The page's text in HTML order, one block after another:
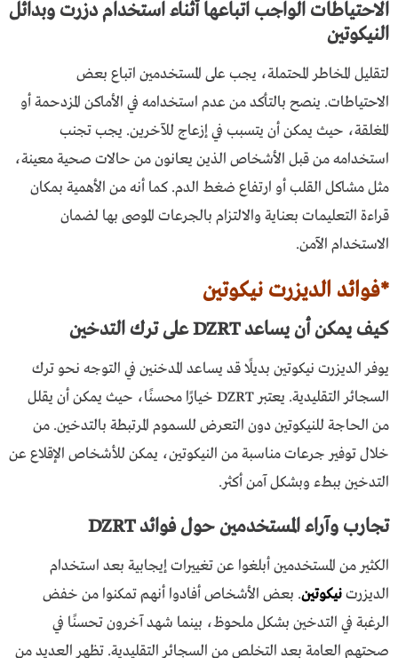
الاحتياطات الواجب اتباعها أثناء استخدام دزرت وبدائل
النيكوتين
لتقليل المخاطر المحتملة، يجب على المستخدمين اتباع بعض
الاحتياطات. ينصح بالتأكد من عدم استخدامه في الأماكن المزدحمة أو
المغلقة، حيث يمكن أن يتسبب في إزعاج للآخرين. يجب تجنب
استخدامه من قبل الأشخاص الذين يعانون من حالات صحية معينة،
مثل مشاكل القلب أو ارتفاع ضغط الدم. كما أنه من الأهمية بمكان
قراءة التعليمات بعناية والالتزام بالجرعات الموصى بها لضمان
الاستخدام الآمن.
*فوائد الديزرت نيكوتين
كيف يمكن أن يساعد DZRT على ترك التدخين
يوفر الديزرت نيكوتين بديلًا قد يساعد المدخنين في التوجه نحو ترك
السجائر التقليدية. يعتبر DZRT خيارًا محسنًا، حيث يمكن أن يقلل
من الحاجة للنيكوتين دون التعرض للسموم المرتبطة بالتدخين. من
خلال توفير جرعات مناسبة من النيكوتين، يمكن للأشخاص الإقلاع عن
التدخين ببطء وبشكل آمن أكثر.
تجارب وآراء المستخدمين حول فوائد DZRT
الكثير من المستخدمين أبلغوا عن تغييرات إيجابية بعد استخدام
الديزرتنيكوتين. بعض الأشخاص أفادوا أنهم تمكنوا من خفض
الرغبة في التدخين بشكل ملحوظ، بينما شهد آخرون تحسنًا في
صحتهم العامة بعد التخلص من السجائر التقليدية. تظهر العديد من